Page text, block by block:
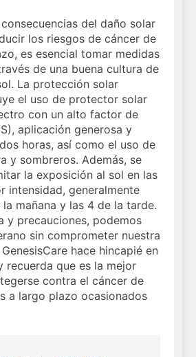
del daño solar
los riesgos de cáncer de
es esencial tomar medidas
de una buena cultura de
La protección solar
el uso de protector solar
con un alto factor de
aplicación generosa y
horas, así como el uso de
y sombreros. Además, se
la exposición al sol en las
intensidad, generalmente
mañana y las 4 de la tarde.
y precauciones, podemos
sin comprometer nuestra
hace hincapié en
recuerda que es la mejor
contra el cáncer de
a largo plazo ocasionados